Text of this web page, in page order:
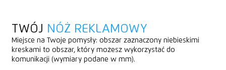
TWÓJ NÓŻ REKLAMOWY
Miejsce na Twoje pomysły: obszar zaznaczony niebieskimi
kreskami to obszar, który możesz wykorzystać do
komunikacji (wymiary podane w mm).